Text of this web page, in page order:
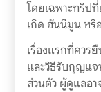
โดยเฉพาะทริป
เกิด ฮันนีมูน หรื
เรื่องแรกที่ควร
และวิธีรับกุญแจ
ส่วนตัว ผู้ดูแลอา